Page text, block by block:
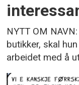
NYTT OM
butikker, skal
arbeidet med å